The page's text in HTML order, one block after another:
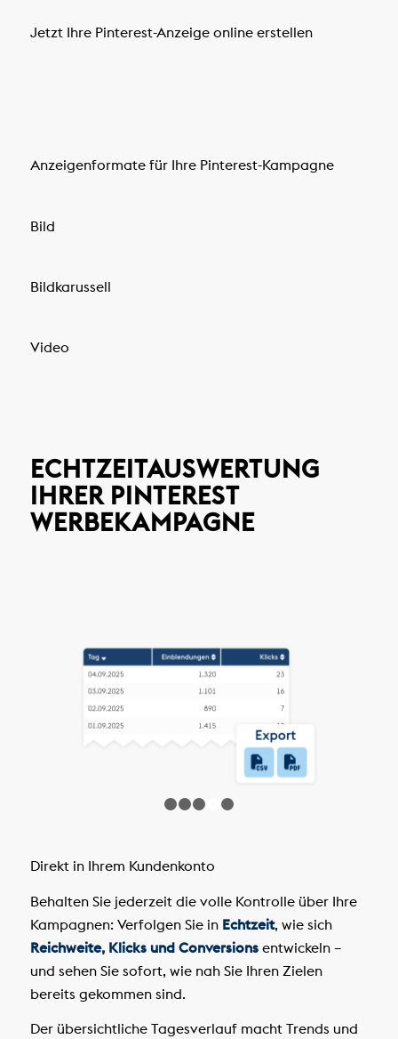
Jetzt Ihre Pinterest-Anzeige online erstellen
Anzeigenformate für Ihre Pinterest-Kampagne
Bild
Bildkarussell
Video
ECHTZEITAUSWERTUNG
IHRER PINTEREST
WERBEKAMPAGNE
Direkt in Ihrem Kundenkonto
Behalten Sie jederzeit die volle Kontrolle über Ihre
Kampagnen: Verfolgen Sie in Echtzeit, wie sich
Reichweite, Klicks und Conversionsentwickeln –
und sehen Sie sofort, wie nah Sie Ihren Zielen
bereits gekommen sind.
Der übersichtliche Tagesverlauf macht Trends und